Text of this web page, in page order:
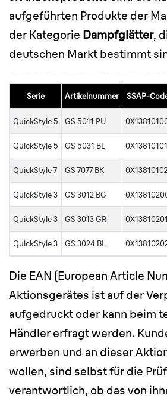
aufgeführten Produkte der
der Kategorie Dampfglätter,
deutschen Markt bestimmt
Serie Artikelnummer SSAP-
QuickStyle 5 GS 5011 PU
QuickStyle 5 GS 5031 BL 0X13810101
QuickStyle 7 GS 7077 BK
QuickStyle 3 GS 3012 BG
QuickStyle 3 GS 3013 GR 0X13810201
QuickStyle 3 GS 3024 BL
Die EAN (European Article
Aktionsgerätes ist auf der
aufgedruckt oder kann beim
Händler erfragt werden.
erwerben und an dieser
wollen, sind selbst für die
verantwortlich, ob das von